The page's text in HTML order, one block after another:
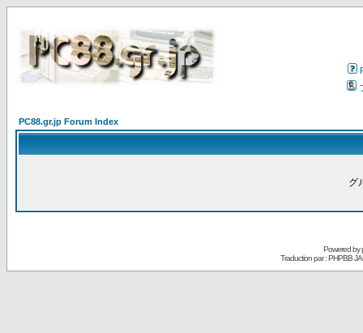
PC88.gr.jp Forum Index
グ
Powered by
Traduction par : PHPBB